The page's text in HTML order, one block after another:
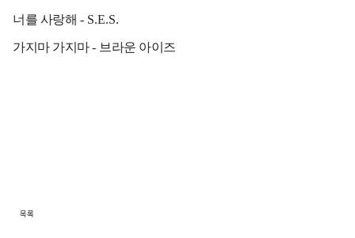
너를 사랑해 - S.E.S.
가지마 가지마- 브라운 아이즈
목록